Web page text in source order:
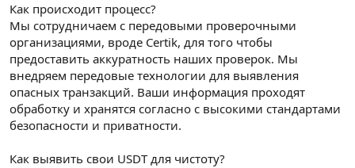
Как происходит процесс?
Мы сотрудничаем с передовыми проверочными
организациями, вроде Certik, для того чтобы
предоставить аккуратность наших проверок. Мы
внедряем передовые технологии для выявления
опасных транзакций. Ваши информация проходят
обработку и хранятся согласно с высокими стандартами
безопасности и приватности.
Как выявить свои USDT для чистоту?